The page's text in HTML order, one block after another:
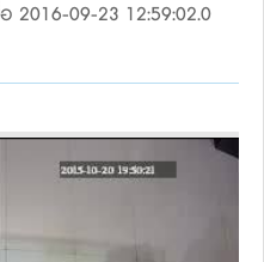
อ 2016-09-23 12:59:02.0